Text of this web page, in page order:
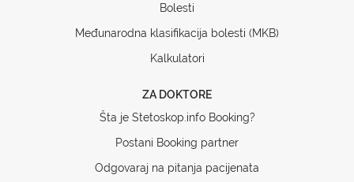
Bolesti
Međunarodna klasifikacija bolesti (MKB)
Kalkulatori
ZA DOKTORE
Šta je Stetoskop.info Booking?
Postani Booking partner
Odgovaraj na pitanja pacijenata